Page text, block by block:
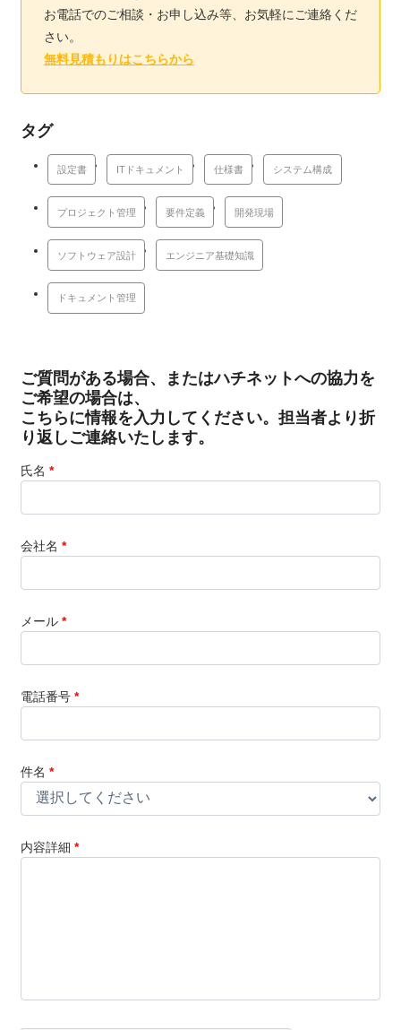
お電話でのご相談・お申し込み等、お気軽にご連絡くだ
さい。
無料見積もりはこちらから
タグ
設定書 ITドキュメント 仕様書 システム構成
プロジェクト管理 要件定義 開発現場
ソフトウェア設計 エンジニア基礎知識
ドキュメント管理
ご質問がある場合、またはハチネットへの協力を
ご希望の場合は、
こちらに情報を入力してください。担当者より折
り返しご連絡いたします。
氏名 *
会社名 *
メール *
電話番号 *
件名 *
内容詳細 *